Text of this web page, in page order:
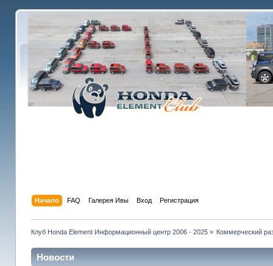
Начало FAQ Галерея Ивы Вход Регистрация
Клуб Honda Element Информационный центр 2006 - 2025» Коммерческий
Новости